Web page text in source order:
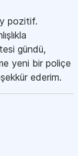
pozitif.
gündü,
yeni bir poliçe
ederim.